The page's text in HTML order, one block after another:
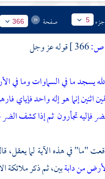
جزء 5 صفحة 366
ص:
قوله عز وجل
يسجد ما في السماوات وما في
اثنين إنما هو إله واحد فإياي
فإليه تجأرون ثم إذا كشف الضر
"ما" في هذه الآية لما يعقل،
من دابةبين، ثم ذكر ملائكة